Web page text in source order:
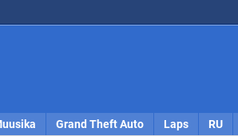
Grand Theft Auto Laps RU